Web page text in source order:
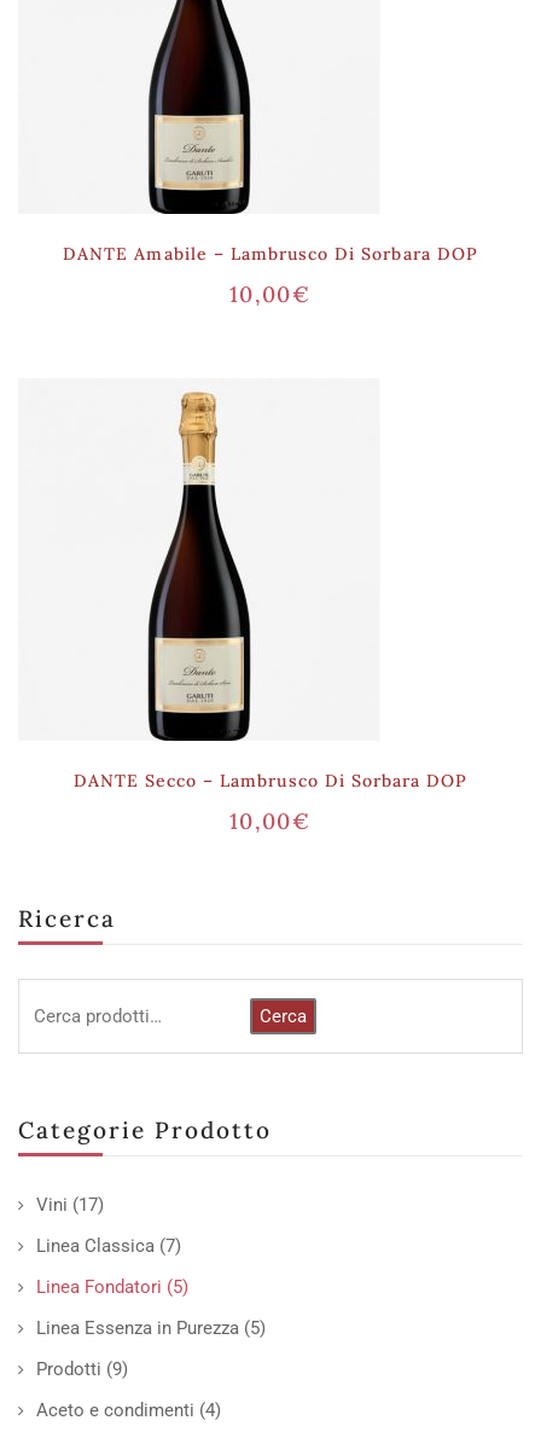
Ricerca
Cerca
Categorie Prodotto
Vini (17)
Linea Classica (7)
Linea Fondatori (5)
Linea Essenza in Purezza (5)
Prodotti (9)
Aceto e condimenti (4)
DANTE Amabile – Lambrusco Di Sorbara DOP
10,00€
DANTE Secco – Lambrusco Di Sorbara DOP
10,00€